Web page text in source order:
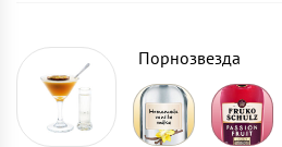
Порнозвезда